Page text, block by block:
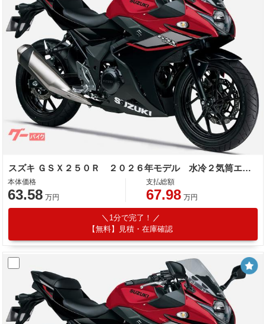
スズキ ＧＳＸ２５０Ｒ ２０２６年モデル 水冷２気筒エンジン
本体価格
63.58 万円
支払総額
67.98 万円
1分で完了！
【無料】見積・在庫確認